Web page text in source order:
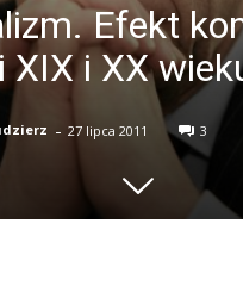
Efekt
XIX i XX
- 27 lipca 2011 3